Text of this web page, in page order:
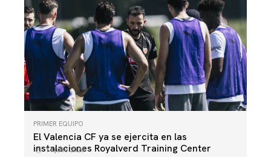
PRIMER EQUIPO
El Valencia CF ya se ejercita en las
instalaciones Royalverd Training Center
14 julio 2026